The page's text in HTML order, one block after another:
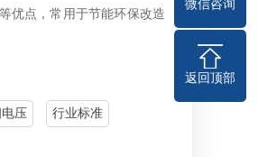
优点，常用于节能环保改造
压 行业标准
微信咨询
返回顶部